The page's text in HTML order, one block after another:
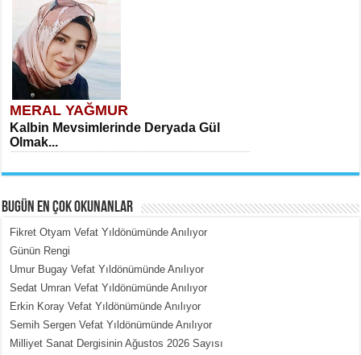
MERAL YAĞMUR
Kalbin Mevsimlerinde Deryada Gül
Olmak...
MEHMET ÇOBAN
İçerdeki Put Dışardaki Maskeler...
BUGÜN EN ÇOK OKUNANLAR
Fikret Otyam Vefat Yıldönümünde Anılıyor
Günün Rengi
Umur Bugay Vefat Yıldönümünde Anılıyor
Sedat Umran Vefat Yıldönümünde Anılıyor
Erkin Koray Vefat Yıldönümünde Anılıyor
Semih Sergen Vefat Yıldönümünde Anılıyor
Milliyet Sanat Dergisinin Ağustos 2026 Sayısı